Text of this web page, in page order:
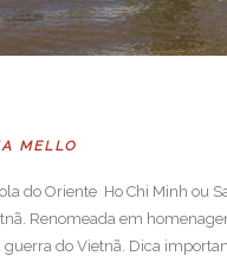
MELLO
do Oriente Ho Chi Minh ou
Renomeada em
do Vietnã. Dica